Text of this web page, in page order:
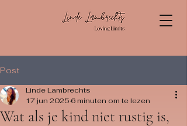
Post
Wat als je kind niet rustig is,
Linde Lambrechts
17 jun 2025 6 minuten om te lezen